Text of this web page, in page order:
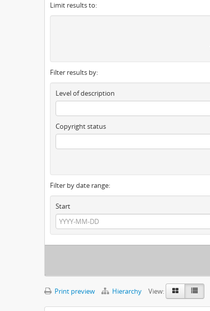
Limit results to:
Filter results by:
Level of description
Copyright status
Filter by date range:
Start
Print preview Hierarchy View: